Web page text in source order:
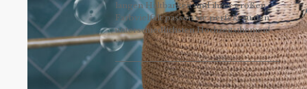
langen Haltbarkeit und ihrer großen
Farbvielfalt passen sie perfekt zu den
unterschiedlichsten Hochzeitsthemen!